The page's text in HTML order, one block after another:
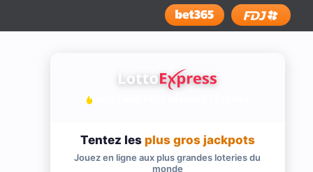
Installer
Tentez les plus gros jackpots
Jouez en ligne aux plus grandes loteries du
monde